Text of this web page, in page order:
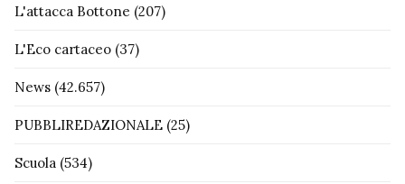
L'attacca Bottone (207)
L'Eco cartaceo (37)
News (42.657)
PUBBLIREDAZIONALE (25)
Scuola (534)